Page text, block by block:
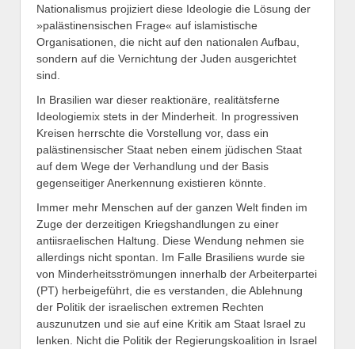
Nationalismus projiziert diese Ideologie die Lösung der
»palästinensischen Frage« auf islamistische
Organisationen, die nicht auf den nationalen Aufbau,
sondern auf die Vernichtung der Juden ausgerichtet
sind.
In Brasilien war dieser reaktionäre, realitätsferne
Ideologiemix stets in der Minderheit. In progressiven
Kreisen herrschte die Vorstellung vor, dass ein
palästinensischer Staat neben einem jüdischen Staat
auf dem Wege der Verhandlung und der Basis
gegenseitiger Anerkennung existieren könnte.
Immer mehr Menschen auf der ganzen Welt finden im
Zuge der derzeitigen Kriegshandlungen zu einer
antiisraelischen Haltung. Diese Wendung nehmen sie
allerdings nicht spontan. Im Falle Brasiliens wurde sie
von Minderheitsströmungen innerhalb der Arbeiterpartei
(PT) herbeigeführt, die es verstanden, die Ablehnung
der Politik der israelischen extremen Rechten
auszunutzen und sie auf eine Kritik am Staat Israel zu
lenken. Nicht die Politik der Regierungskoalition in Israel